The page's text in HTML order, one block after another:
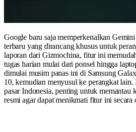
Google baru saja memperkenalkan
terbaru yang dirancang khusus untuk
laporan dari Gizmochina, fitur ini
tugas harian mulai dari ponsel hingga
dimulai musim panas ini di Samsung
10, kemudian menyusul ke perangkat
pasar Indonesia, penting untuk memantau
resmi agar dapat menikmati fitur ini secara